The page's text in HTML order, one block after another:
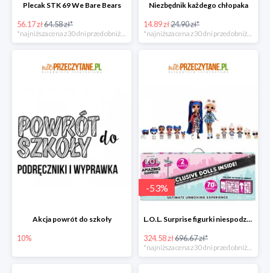
Plecak STK 69 We Bare Bears
56.17 zł64.58 zł*
*najniższa cena z 30 dni przed obniżką
Niezbędnik każdego chłopaka
14.89 zł24.90 zł*
*najniższa cena z 30 dni przed obniżką
Akcja powrót do szkoły
10%
-53%
L.O.L. Surprise figurki niespodzianki Amazing Surprise w super cenie
324.58 zł696.67 zł*